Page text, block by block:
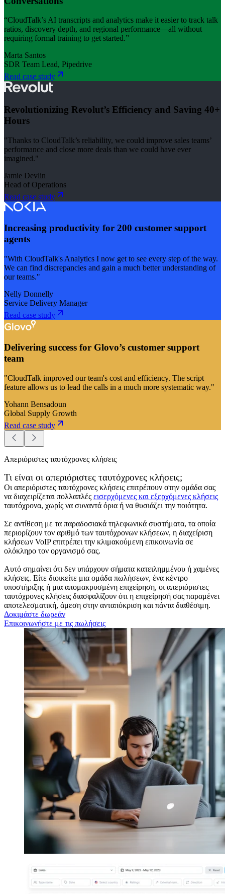
“CloudTalk’s AI transcripts and analytics make it easier to track talk
ratios, discovery depth, and regional performance—all without
requiring formal training to get started.”
Marta Santos
SDR Team Lead, Pipedrive
Read case study
Revolutionizing Revolut’s Efficiency and Saving 40+
Hours
"Thanks to CloudTalk’s reliability, we could improve sales teams’
performance and close more deals than we could have ever
imagined."
Jamie Devlin
Head of Operations
Read case study
Increasing productivity for 200 customer support
agents
"With CloudTalk's Analytics I now get to see every step of the way.
We can find discrepancies and gain a much better understanding of
our teams."
Nelly Donnelly
Service Delivery Manager
Read case study
Delivering success for Glovo’s customer support
team
"CloudTalk improved our team's cost and efficiency. The script
feature allows us to lead the calls in a much more systematic way."
Yohann Bensadoun
Global Supply Growth
Read case study
Απεριόριστες ταυτόχρονες κλήσεις
Τι είναι οι απεριόριστες ταυτόχρονες κλήσεις;
Οι απεριόριστες ταυτόχρονες κλήσεις επιτρέπουν στην ομάδα σας
να διαχειρίζεται πολλαπλές εισερχόμενες και εξερχόμενες κλήσεις
ταυτόχρονα, χωρίς να συναντά όρια ή να θυσιάζει την ποιότητα.
Σε αντίθεση με τα παραδοσιακά τηλεφωνικά συστήματα, τα οποία
περιορίζουν τον αριθμό των ταυτόχρονων κλήσεων, η διαχείριση
κλήσεων VoIP επιτρέπει την κλιμακούμενη επικοινωνία σε
ολόκληρο τον οργανισμό σας.
Αυτό σημαίνει ότι δεν υπάρχουν σήματα κατειλημμένου ή χαμένες
κλήσεις. Είτε διοικείτε μια ομάδα πωλήσεων, ένα κέντρο
υποστήριξης ή μια απομακρυσμένη επιχείρηση, οι απεριόριστες
ταυτόχρονες κλήσεις διασφαλίζουν ότι η επιχείρησή σας παραμένει
αποτελεσματική, άμεση στην ανταπόκριση και πάντα διαθέσιμη.
Δοκιμάστε δωρεάν
Επικοινωνήστε με τις πωλήσεις